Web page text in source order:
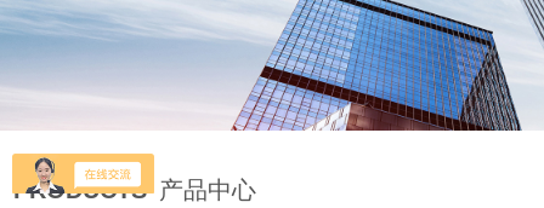
PRODUCTS 产品中心